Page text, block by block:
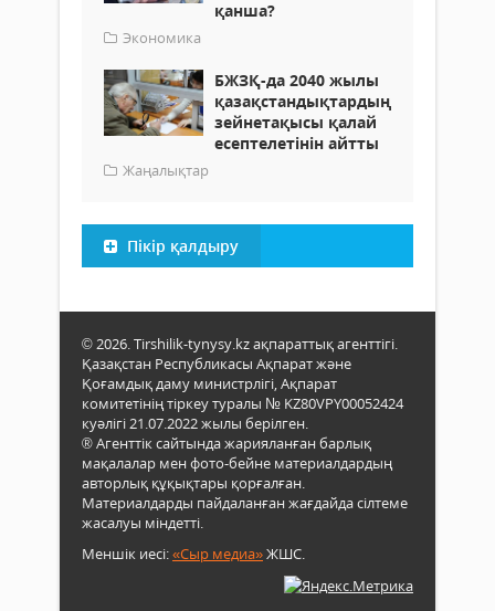
қанша?
Экономика
БЖЗҚ-да 2040 жылы
қазақстандықтардың
зейнетақысы қалай
есептелетінін айтты
Жаңалықтар
Пікір қалдыру
© 2026. Tirshilik-tynysy.kz ақпараттық агенттігі.
Қазақстан Республикасы Ақпарат және
Қоғамдық даму министрлігі, Ақпарат
комитетінің тіркеу туралы № KZ80VPY00052424
куәлігі 21.07.2022 жылы берілген.
® Агенттік сайтында жарияланған барлық
мақалалар мен фото-бейне материалдардың
авторлық құқықтары қорғалған.
Материалдарды пайдаланған жағдайда сілтеме
жасалуы міндетті.
Меншік иесі:«Сыр медиа»ЖШС.